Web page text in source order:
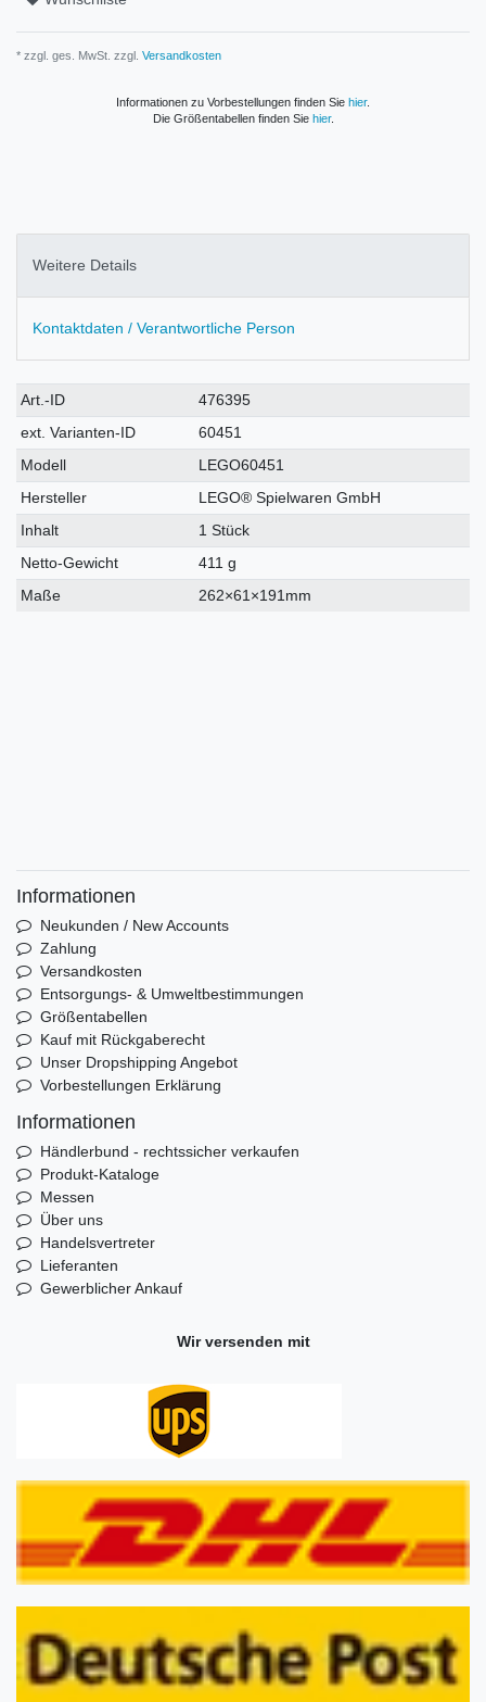
* zzgl. ges. MwSt. zzgl. Versandkosten
Informationen zu Vorbestellungen finden Sie hier.
Die Größentabellen finden Sie hier.
Weitere Details
Kontaktdaten / Verantwortliche Person
Technisches
Merkmal
Wert
Art.-ID
476395
ext. Varianten-ID
60451
Modell
LEGO60451
Hersteller
LEGO® Spielwaren GmbH
Inhalt
1 Stück
Netto-Gewicht
411 g
Maße
262×61×191mm
Informationen
Neukunden / New Accounts
Zahlung
Versandkosten
Entsorgungs- & Umweltbestimmungen
Größentabellen
Kauf mit Rückgaberecht
Unser Dropshipping Angebot
Vorbestellungen Erklärung
Informationen
Händlerbund - rechtssicher verkaufen
Produkt-Kataloge
Messen
Über uns
Handelsvertreter
Lieferanten
Gewerblicher Ankauf
Wir versenden mit